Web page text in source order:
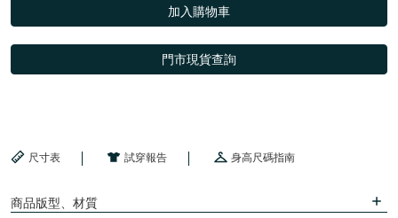
加入購物車
門市現貨查詢
尺寸表 試穿報告 身高尺碼指南
商品版型、材質